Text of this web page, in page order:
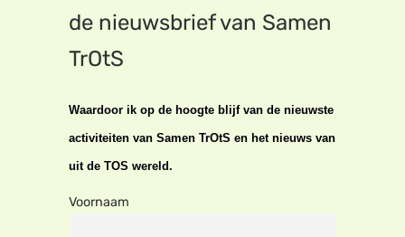
de nieuwsbrief van Samen
TrOtS
Waardoor ik op de hoogte blijf van de nieuwste
activiteiten van Samen TrOtS en het nieuws van
uit de TOS wereld.
Voornaam